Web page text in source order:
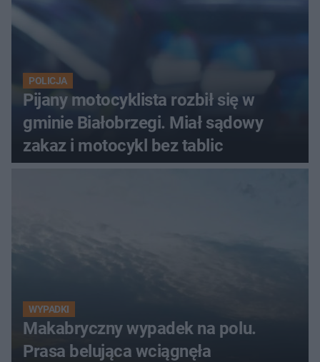
POLICJA
Pijany motocyklista rozbił się w
gminie Białobrzegi. Miał sądowy
zakaz i motocykl bez tablic
WYPADKI
Makabryczny wypadek na polu.
Prasa belująca wciągnęła